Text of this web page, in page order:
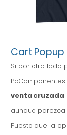
Cart
Si por otro lado
PcComponentes
venta cruzada
aunque
Puesto que la